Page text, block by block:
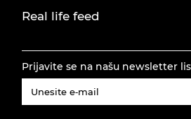
Real life feed
Prijavite se na našu newsletter